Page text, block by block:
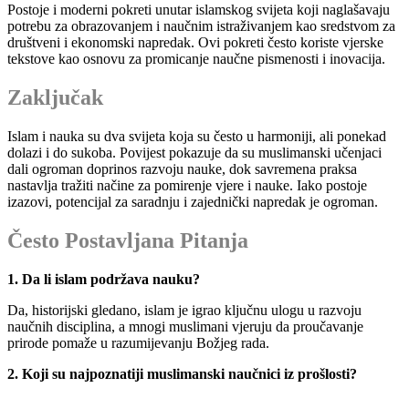
Postoje i moderni pokreti unutar islamskog svijeta koji naglašavaju
potrebu za obrazovanjem i naučnim istraživanjem kao sredstvom za
društveni i ekonomski napredak. Ovi pokreti često koriste vjerske
tekstove kao osnovu za promicanje naučne pismenosti i inovacija.
Zaključak
Islam i nauka su dva svijeta koja su često u harmoniji, ali ponekad
dolazi i do sukoba. Povijest pokazuje da su muslimanski učenjaci
dali ogroman doprinos razvoju nauke, dok savremena praksa
nastavlja tražiti načine za pomirenje vjere i nauke. Iako postoje
izazovi, potencijal za saradnju i zajednički napredak je ogroman.
Često Postavljana Pitanja
1. Da li islam podržava nauku?
Da, historijski gledano, islam je igrao ključnu ulogu u razvoju
naučnih disciplina, a mnogi muslimani vjeruju da proučavanje
prirode pomaže u razumijevanju Božjeg rada.
2. Koji su najpoznatiji muslimanski naučnici iz prošlosti?